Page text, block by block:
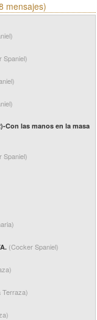
mensajes)
Spaniel)
Con las manos en la masa
Spaniel)
(Cocker Spaniel)
Terraza)